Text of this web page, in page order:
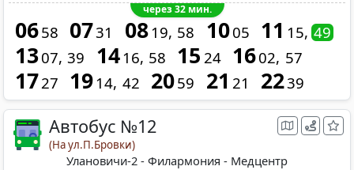
через 32 мин.
0658 0731 08 19 58 1005 11 15 49
1307 39 14 16 58 15 24 1602 57
1727 19 14 42 2059 21 21 2239
Автобус №12
(На ул.П.Бровки)
Улановичи-2 - Филармония - Медцентр